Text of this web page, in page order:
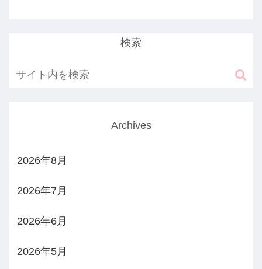
検索
Archives
2026年8月
2026年7月
2026年6月
2026年5月